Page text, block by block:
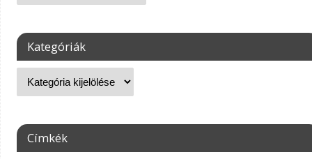
Kategóriák
Címkék